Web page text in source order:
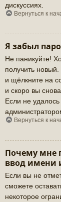
дискуссиях.
Вернуться к
Я забыл
Не паникуйте!
получить
и щёлкните на
и скоро вы
Если не
Вернуться к
Почему мне
ввод имени
Если вы не
сможете
некоторое